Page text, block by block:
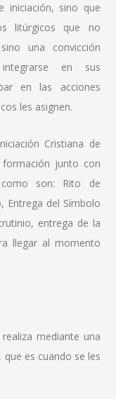
iniciación, sino que
litúrgicos que no
una convicción
en sus
en las acciones
les asignen.
Cristiana de
junto con
son: Rito de
Entrega del Símbolo
entrega de la
llegar al momento
mediante una
es cuando se les